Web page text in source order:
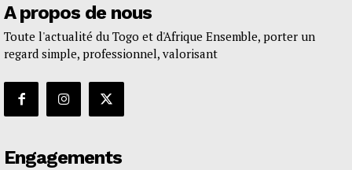
A propos de nous
Toute l'actualité du Togo et d'Afrique Ensemble, porter un
regard simple, professionnel, valorisant
Engagements